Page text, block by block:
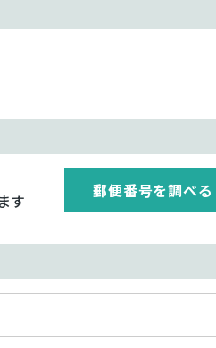
す
郵便番号を調べる